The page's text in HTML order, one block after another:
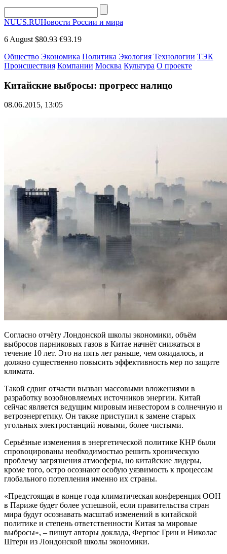
NUUS.RUНовости России и мира
6 August $80.93 €93.19
Общество Экономика Политика Экология Технологии ТЭК
Происшествия Компании Москва Культура О проекте
Китайские выбросы: прогресс налицо
08.06.2015, 13:05
Согласно отчёту Лондонской школы экономики, объём
выбросов парниковых газов в Китае начнёт снижаться в
течение 10 лет. Это на пять лет раньше, чем ожидалось, и
должно существенно повысить эффективность мер по защите
климата.
Такой сдвиг отчасти вызван массовыми вложениями в
разработку возобновляемых источников энергии. Китай
сейчас является ведущим мировым инвестором в солнечную и
ветроэнергетику. Он также приступил к замене старых
угольных электростанций новыми, более чистыми.
Серьёзные изменения в энергетической политике КНР были
спровоцированы необходимостью решить хроническую
проблему загрязнения атмосферы, но китайские лидеры,
кроме того, остро осознают особую уязвимость к процессам
глобального потепления именно их страны.
«Предстоящая в конце года климатическая конференция ООН
в Париже будет более успешной, если правительства стран
мира будут осознавать масштаб изменений в китайской
политике и степень ответственности Китая за мировые
выбросы», – пишут авторы доклада, Фергюс Грин и Николас
Штерн из Лондонской школы экономики.